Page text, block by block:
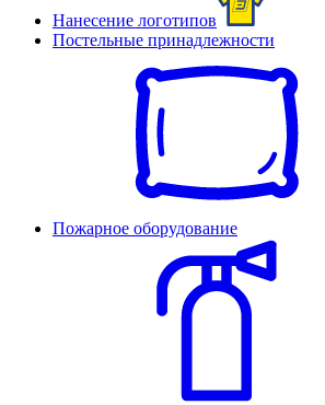
Нанесение логотипов
Постельные принадлежности
Пожарное оборудование